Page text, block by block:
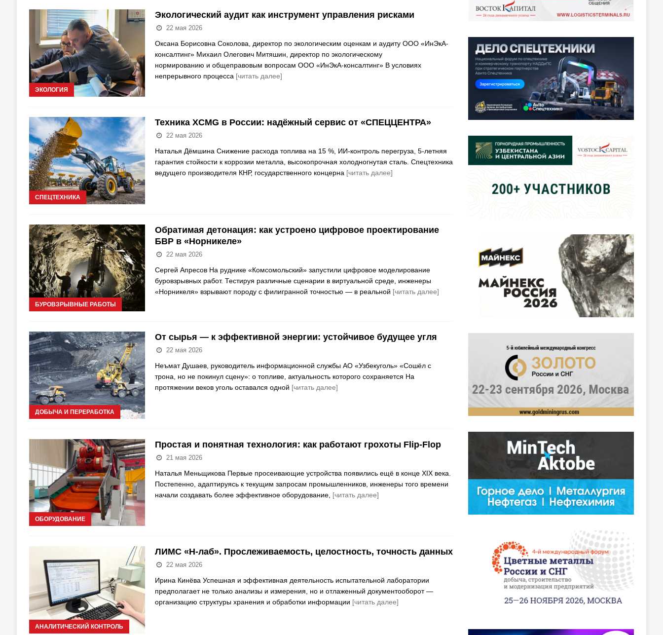
ЭКОЛОГИЯ
Экологический аудит как инструмент управления рисками
22 мая 2026
Оксана Борисовна Соколова, директор по экологическим оценкам и аудиту ООО «ИнЭкА-
консалтинг» Михаил Олегович Митяшин, директор по экологическому
нормированию и общеправовым вопросам ООО «ИнЭкА-консалтинг» В условиях
непрерывного процесса [читать далее]
СПЕЦТЕХНИКА
Техника XCMG в России: надёжный сервис от «СПЕЦЦЕНТРА»
22 мая 2026
Наталья Дёмшина Снижение расхода топлива на 15 %, ИИ-контроль перегруза, 5-летняя
гарантия стойкости к коррозии металла, высокопрочная холодногнутая сталь. Спецтехника
ведущего производителя КНР, государственного концерна [читать далее]
БУРОВЗРЫВНЫЕ РАБОТЫ
Обратимая детонация: как устроено цифровое проектирование
БВР в «Норникеле»
22 мая 2026
Сергей Апресов На руднике «Комсомольский» запустили цифровое моделирование
буровзрывных работ. Тестируя различные сценарии в виртуальной среде, инженеры
«Норникеля» взрывают породу с филигранной точностью — в реальной [читать далее]
ДОБЫЧА И ПЕРЕРАБОТКА
От сырья — к эффективной энергии: устойчивое будущее угля
22 мая 2026
Неъмат Душаев, руководитель информационной службы АО «Узбекуголь» «Сошёл с
трона, но не покинул сцену»: о топливе, актуальность которого сохраняется На
протяжении веков уголь оставался одной [читать далее]
ОБОРУДОВАНИЕ
Простая и понятная технология: как работают грохоты Flip-Flop
21 мая 2026
Наталья Меньщикова Первые просеивающие устройства появились ещё в конце XIX века.
Постепенно, адаптируясь к текущим запросам промышленников, инженеры того времени
начали создавать более эффективное оборудование, [читать далее]
АНАЛИТИЧЕСКИЙ КОНТРОЛЬ
ЛИМС «Н-лаб». Прослеживаемость, целостность, точность данных
22 мая 2026
Ирина Кинёва Успешная и эффективная деятельность испытательной лаборатории
предполагает не только анализы и измерения, но и отлаженный документооборот —
организацию структуры хранения и обработки информации [читать далее]